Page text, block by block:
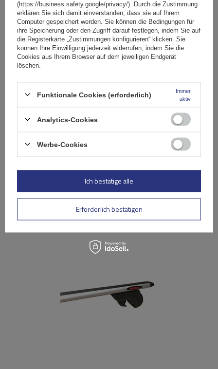
Mont Blanc Supra 2 Dachgepäckträger
Große Menge verfügbar Wir versenden schon am11. August
Warenkorb
(https://business.safety.google/privacy/). Durch die Zustimmung
erklären Sie sich damit einverstanden, dass sie auf Ihrem
Computer gespeichert werden. Sie können die Bedingungen für
ihre Speicherung oder den Zugriff darauf festlegen, indem Sie auf
die Registerkarte „Zustimmungen konfigurieren“ klicken. Sie
können Ihre Einwilligung jederzeit widerrufen, indem Sie die
Cookies aus Ihrem Browser auf dem jeweiligen Endgerät
löschen.
Funktionale Cookies (erforderlich)
Immer
aktiv
Analytics-Cookies
Werbe-Cookies
Erforderlich bestätigen
Ich bestätige alle